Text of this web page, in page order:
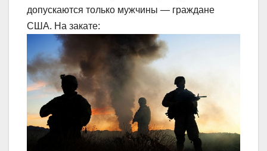
допускаются только мужчины — граждане
США. На закате: